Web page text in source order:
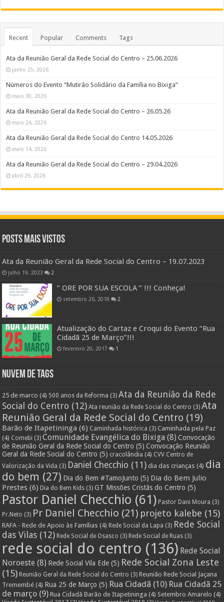
Recent Popular Comments Tags
Ata da Reunião Geral da Rede Social do Centro – 25.06.2026
junho 25, 2026
Números do Evento “Mutirão Solidário da Família no Bixiga”
maio 30, 2026
Ata da Reunião Geral da Rede Social do Centro – 26.05.26
maio 26, 2026
Ata da Reunião Geral da Rede Social do Centro 14.05.2026
maio 14, 2026
Ata da Reunião Geral da Rede Social do Centro – 29.04.2026
abril 29, 2026
Posts Mais Vistos
Ata da Reunião Geral da Rede Social do Centro – 19.07.2023
julho 19, 2023 2
” ORE POR SUA ESCOLA ” !!! Conheça!
setembro 26, 2018 2
Atualização do Cartaz e Croqui do Evento “Rua
Cidadã 25 de Março”!!!
fevereiro 20, 2017 1
Nuvem de Tags
25 de marco (4) 500 anos da Reforma (3) Ata da Reunião da Rede
Social do Centro (12) Ata reunião da Rede Social do Centro (3) Ata
Reunião Geral da Rede Social do Centro (19)
Barão de Itapetininga (6) Caminhada histórica (3) Caminhada pela Paz
(4) Comebi (3) Comunidade Evangélica do Bixiga (8) Convocação
de Reunião Geral da Rede Social do Centro (5) Convocação Reunião
Geral da Rede Social do Centro (5) cracolândia (4) CVV Centro de
Valorização da Vida (3) Daniel Checchio (11) dia das crianças (4) dia
do bem (27) Dia do Bem #TamoJunto (5) Dia do Bem Julio
Prestes (6) Dia do Bem Kids (3) GT Missões Cristãs do Centro (5)
Pastor Daniel Checchio (61) Pastor Dani Moura (3)
Pr.Neto (3) Pr Daniel Checchio (21) projeto kalebe (15)
RAFA - Rede de Apoio às Famílias (4) Rede Social da Lapa (3) Rede Social
das Vilas (12) Rede Social de Osasco (3) Rede Social de Ruas (3)
rede social do centro (136) Rede Social
Noroeste (8) Rede Social Vila Ede (5) Rede Social Zona Leste
(15) Reunião Geral da Rede Social do Centro (3) Reunião Rede Social Jaçana
Tremembé (4) Rua 25 de Março (5) Rua Cidadã (10) Rua Cidadã 25
de março (9) Rua Cidadã Barão de Itapetininga (4) Setembro Amarelo (4)